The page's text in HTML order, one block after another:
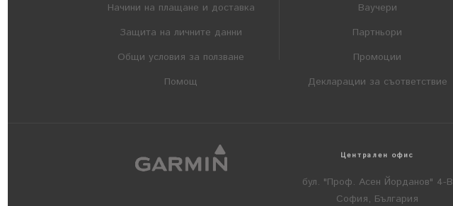
Начини на плащане и доставка
Защита на личните данни
Общи условия за ползване
Помощ
Ваучери
Партньори
Промоции
Декларации за съответствие
Централен офис
бул. "Проф. Асен Йорданов" 4-В
София, България